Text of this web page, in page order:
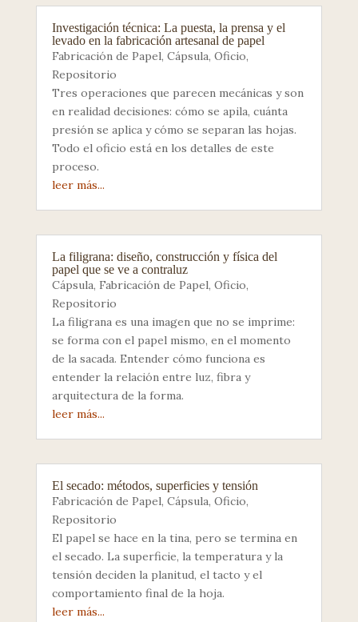
Investigación técnica: La puesta, la prensa y el
levado en la fabricación artesanal de papel
Fabricación de Papel, Cápsula, Oficio,
Repositorio
Tres operaciones que parecen mecánicas y son
en realidad decisiones: cómo se apila, cuánta
presión se aplica y cómo se separan las hojas.
Todo el oficio está en los detalles de este
proceso.
leer más...
La filigrana: diseño, construcción y física del
papel que se ve a contraluz
Cápsula, Fabricación de Papel, Oficio,
Repositorio
La filigrana es una imagen que no se imprime:
se forma con el papel mismo, en el momento
de la sacada. Entender cómo funciona es
entender la relación entre luz, fibra y
arquitectura de la forma.
leer más...
El secado: métodos, superficies y tensión
Fabricación de Papel, Cápsula, Oficio,
Repositorio
El papel se hace en la tina, pero se termina en
el secado. La superficie, la temperatura y la
tensión deciden la planitud, el tacto y el
comportamiento final de la hoja.
leer más...